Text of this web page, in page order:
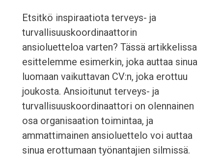
Etsitkö inspiraatiota terveys- ja
turvallisuuskoordinaattorin
ansioluetteloa varten? Tässä artikkelissa
esittelemme esimerkin, joka auttaa sinua
luomaan vaikuttavan CV:n, joka erottuu
joukosta. Ansioitunut terveys- ja
turvallisuuskoordinaattori on olennainen
osa organisaation toimintaa, ja
ammattimainen ansioluettelo voi auttaa
sinua erottumaan työnantajien silmissä.